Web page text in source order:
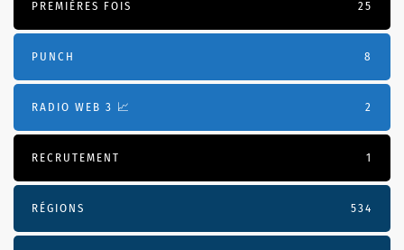
PREMIÈRES FOIS 25
PUNCH 8
RADIO WEB 3 📈 2
RECRUTEMENT 1
RÉGIONS 534